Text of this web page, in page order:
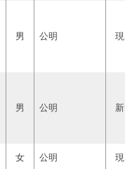
男 公明 現
男 公明 新
女 公明 現